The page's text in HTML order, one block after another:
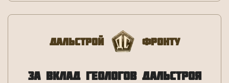
Дальстрой Фронту
ЗА ВКЛАД ГЕОЛОГОВ ДАЛЬСТРОЯ